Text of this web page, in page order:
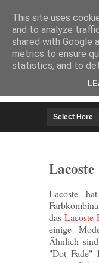
Lacoste
das Lacoste
einige
Ähnlich
"Dot Fade"
This site uses
and to analyze
shared with Google
metrics to ensure
statistics, and to